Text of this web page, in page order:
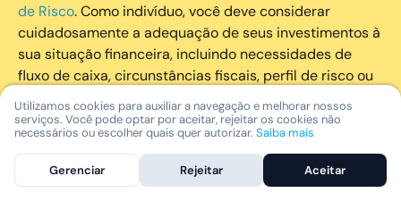
de Risco. Como indivíduo, você deve considerar
cuidadosamente a adequação de seus investimentos à
sua situação financeira, incluindo necessidades de
fluxo de caixa, circunstâncias fiscais, perfil de risco ou
outros fatores subjetivos. É recomendado que você
utilize todos os recursos disponíveis para se informar
sobre investimentos de maneira geral e sobre a
composição geral de seu portfólio. Questões fiscais ou
legais relativas aos investimentos realizados através da
Utilizamos cookies para auxiliar a navegação e melhorar nossos
serviços. Você pode optar por aceitar, rejeitar os cookies não
necessários ou escolher quais quer autorizar. Saiba mais
Gerenciar Rejeitar Aceitar